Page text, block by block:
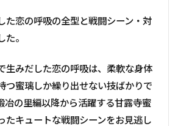
た恋の呼吸の全型と戦闘シーン・対
。
生みだした恋の呼吸は、柔軟な身体
つ蜜璃しか繰り出せない技ばかりで
冶の里編以降から活躍する甘露寺蜜
たキュートな戦闘シーンをお見逃し